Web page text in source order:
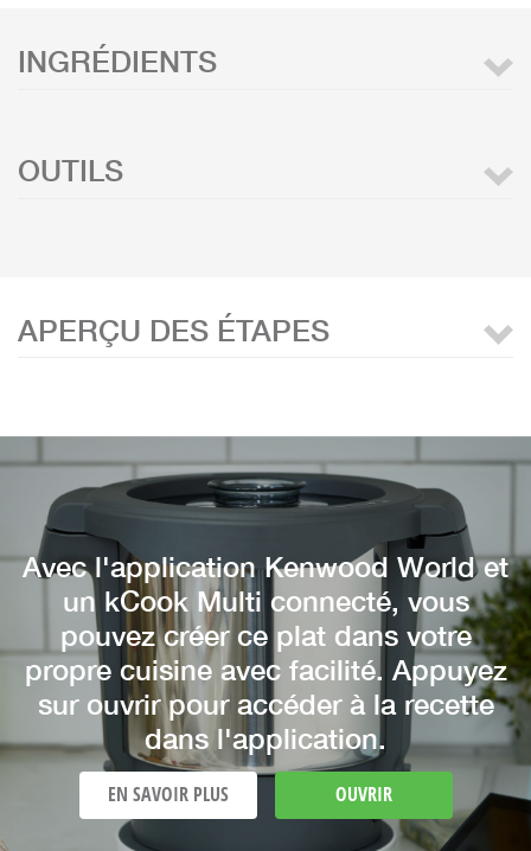
INGRÉDIENTS
OUTILS
APERÇU DES ÉTAPES
Avec l'application Kenwood World et
un kCook Multi connecté, vous
pouvez créer ce plat dans votre
propre cuisine avec facilité. Appuyez
sur ouvrir pour accéder à la recette
dans l'application.
EN SAVOIR PLUS OUVRIR